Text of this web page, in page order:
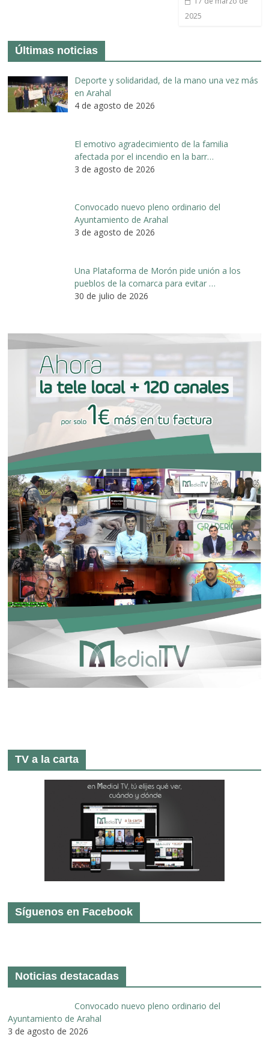
2025
Últimas noticias
Deporte y solidaridad, de la mano una vez más
en Arahal
4 de agosto de 2026
El emotivo agradecimiento de la familia
afectada por el incendio en la barr…
3 de agosto de 2026
Convocado nuevo pleno ordinario del
Ayuntamiento de Arahal
3 de agosto de 2026
Una Plataforma de Morón pide unión a los
pueblos de la comarca para evitar …
30 de julio de 2026
TV a la carta
Síguenos en Facebook
Noticias destacadas
Convocado nuevo pleno ordinario del
Ayuntamiento de Arahal
3 de agosto de 2026